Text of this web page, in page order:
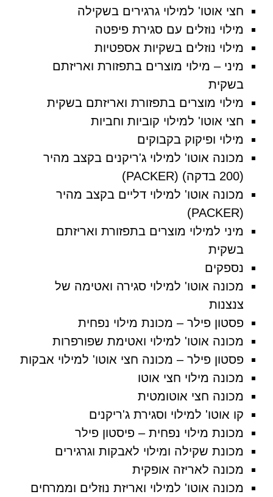
חצי אוטו' למילוי גרגירים בשקילה
מילוי נוזלים עם סגירת פיפטה
מילוי נוזלים בשקיות אספטיות
מיני – מילוי מוצרים בתפזורת ואריזתם
בשקית
מילוי מוצרים בתפזורת ואריזתם בשקית
חצי אוטו' למילוי קוביות וחביות
מילוי ופיקוק בקבוקים
מכונה אוטו' למילוי ג'ריקנים בקצב מהיר
מכונה אוטו' למילוי דליים בקצב מהיר
מיני למילוי מוצרים בתפזורת ואריזתם
בשקית
נספקים
מכונה אוטו' למילוי סגירה ואטימה של
צנצנות
פסטון פילר – מכונת מילוי נפחית
מכונה אוטו' למילוי ואטימת שפורפרות
פסטון פילר – מכונה חצי אוטו' למילוי אבקות
מכונה מילוי חצי אוטו
מכונה חצי אוטומטית
קו אוטו' למילוי וסגירת ג'ריקנים
מכונת מילוי נפחית – פיסטון פילר
מכונת שקילה ומילוי לאבקות וגרגירים
מכונה לאריזה אופקית
מכונה אוטו' למילוי ואריזת נוזלים וממרחים